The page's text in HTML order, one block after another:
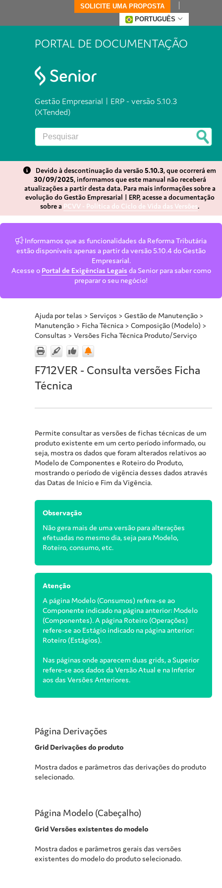
SOLICITE UMA PROPOSTA
PORTUGUÊS
PORTAL DE DOCUMENTAÇÃO
Gestão Empresarial | ERP - versão 5.10.3
(XTended)
Devido à descontinuação da versão5.10.3, que ocorrerá em
30/09/2025, informamos que este manual não receberá
atualizações a partir desta data. Para mais informações sobre a
evolução do Gestão Empresarial | ERP, acesse a documentação
sobre a PCVV - Política do Ciclo de Vida das Versões.
Informamos que as funcionalidades da Reforma Tributária
estão disponíveis apenas a partir da versão 5.10.4 do Gestão
Empresarial.
Acesse o Portal de Exigências Legais da Senior para saber como
preparar o seu negócio!
Ajuda por telas > Serviços > Gestão de Manutenção >
Manutenção > Ficha Técnica > Composição (Modelo) >
Consultas > Versões Ficha Técnica Produto/Serviço
F712VER - Consulta versões Ficha
Técnica
Permite consultar as versões de fichas técnicas de um
produto existente em um certo período informado, ou
seja, mostra os dados que foram alterados relativos ao
Modelo de Componentes e Roteiro do Produto,
mostrando o período de vigência desses dados através
das Datas de Início e Fim da Vigência.
Observação
Não gera mais de uma versão para alterações
efetuadas no mesmo dia, seja para Modelo,
Roteiro, consumo, etc.
Atenção
A página Modelo (Consumos) refere-se ao
Componente indicado na página anterior: Modelo
(Componentes). A página Roteiro (Operações)
refere-se ao Estágio indicado na página anterior:
Roteiro (Estágios).
Nas páginas onde aparecem duas grids, a Superior
refere-se aos dados da Versão Atual e na Inferior
aos das Versões Anteriores.
Página Derivações
Grid Derivações do produto
Mostra dados e parâmetros das derivações do produto
selecionado.
Página Modelo (Cabeçalho)
Grid Versões existentes do modelo
Mostra dados e parâmetros gerais das versões
existentes do modelo do produto selecionado.